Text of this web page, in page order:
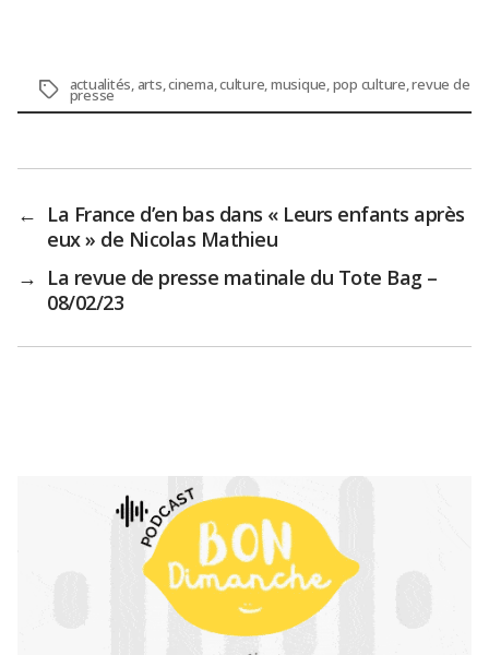
Étiquettes
actualités, arts,cinema,culture,musique,pop culture,revue de
presse
← La France d’en bas dans « Leurs enfants après
eux » de Nicolas Mathieu
→ La revue de presse matinale du Tote Bag –
08/02/23